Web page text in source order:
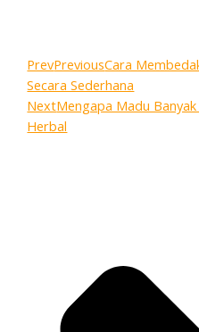
PrevPreviousCara
Secara Sederhana
NextMengapa Madu
Herbal